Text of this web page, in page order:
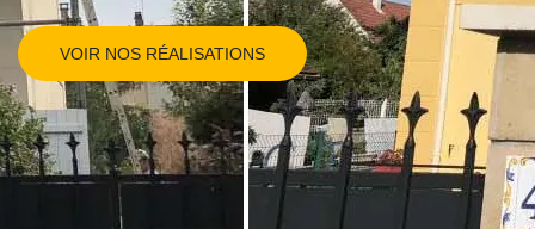
VOIR NOS RÉALISATIONS